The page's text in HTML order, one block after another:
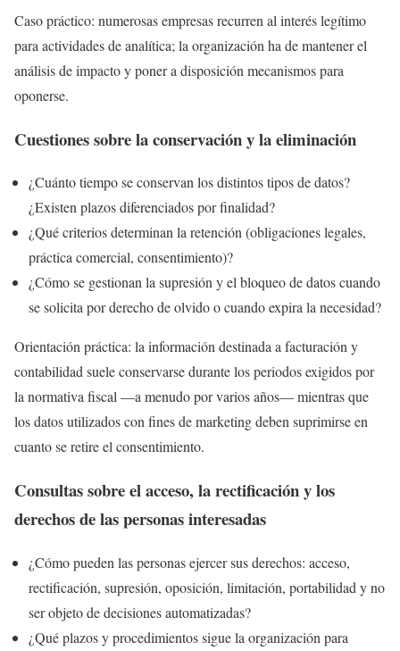
Caso práctico: numerosas empresas recurren al interés legítimo
para actividades de analítica; la organización ha de mantener el
análisis de impacto y poner a disposición mecanismos para
oponerse.
Cuestiones sobre la conservación y la eliminación
¿Cuánto tiempo se conservan los distintos tipos de datos?
¿Existen plazos diferenciados por finalidad?
¿Qué criterios determinan la retención (obligaciones legales,
práctica comercial, consentimiento)?
¿Cómo se gestionan la supresión y el bloqueo de datos cuando
se solicita por derecho de olvido o cuando expira la necesidad?
Orientación práctica: la información destinada a facturación y
contabilidad suele conservarse durante los periodos exigidos por
la normativa fiscal —a menudo por varios años— mientras que
los datos utilizados con fines de marketing deben suprimirse en
cuanto se retire el consentimiento.
Consultas sobre el acceso, la rectificación y los
derechos de las personas interesadas
¿Cómo pueden las personas ejercer sus derechos: acceso,
rectificación, supresión, oposición, limitación, portabilidad y no
ser objeto de decisiones automatizadas?
¿Qué plazos y procedimientos sigue la organización para